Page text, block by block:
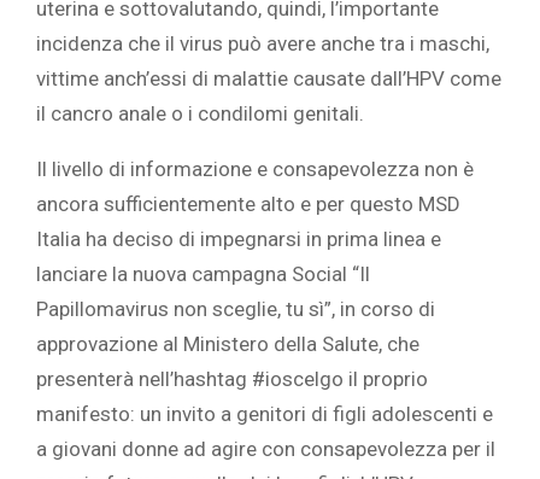
uterina e sottovalutando, quindi, l’importante
incidenza che il virus può avere anche tra i maschi,
vittime anch’essi di malattie causate dall’HPV come
il cancro anale o i condilomi genitali.
Il livello di informazione e consapevolezza non è
ancora sufficientemente alto e per questo MSD
Italia ha deciso di impegnarsi in prima linea e
lanciare la nuova campagna Social “Il
Papillomavirus non sceglie, tu sì”, in corso di
approvazione al Ministero della Salute, che
presenterà nell’hashtag #ioscelgo il proprio
manifesto: un invito a genitori di figli adolescenti e
a giovani donne ad agire con consapevolezza per il